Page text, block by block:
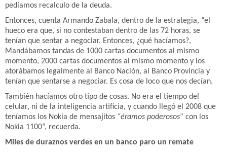
pedíamos recalculo de la deuda.
Entonces, cuenta Armando Zabala, dentro de la estrategia, “el
hueco era que, si no contestaban dentro de las 72 horas, se
tenían que sentar a negociar. Entonces, ¿qué hacíamos?,
Mandábamos tandas de 1000 cartas documentos al mismo
momento, 2000 cartas documentos al mismo momento y los
atorábamos legalmente al Banco Nación, al Banco Provincia y
tenían que sentarse a negociar. Es cosa de loco que nos decían.
También hacíamos otro tipo de cosas. No era el tiempo del
celular, ni de la inteligencia artificia, y cuando llegó el 2008 que
teníamos los Nokia de mensajitos “éramos poderosos” con los
Nokia 1100”, recuerda.
Miles de duraznos verdes en un banco paro un remate